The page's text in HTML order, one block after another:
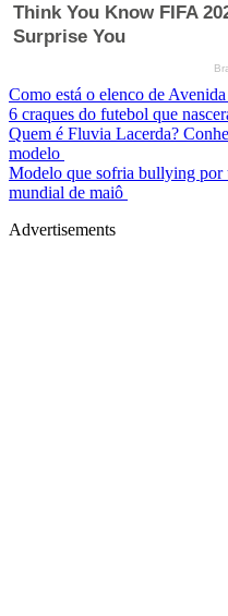
Como está o elenco de
6 craques do futebol que
Quem é Fluvia Lacerda?
modelo
Modelo que sofria bullying por
mundial de maiô
Advertisements